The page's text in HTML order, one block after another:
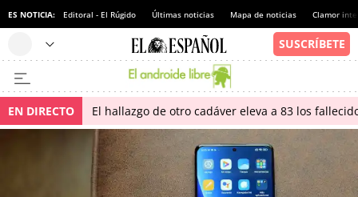
ES NOTICIA: Editoral - El Rúgido Últimas noticias Mapa de noticias Clamor
EN DIRECTO El hallazgo de otro cadáver eleva a 83 los